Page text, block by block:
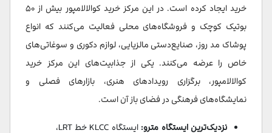
خرید ایجاد کرده است. در این مرکز خرید کوالالامپور بیش از ۵۰
بوتیک کوچک و فروشگاه‌های محلی فعالیت می‌کنند که انواع
پوشاک مد روز، صنایع‌دستی مالزیایی، لوازم دکوری و سوغاتی‌های
خاص را عرضه می‌کنند. یکی از جذابیت‌های این مرکز خرید
کوالالامپور، برگزاری رویدادهای هنری، بازارهای فصلی و
نمایشگاه‌های فرهنگی در فضای باز آن است.
نزدیک‌ترین ایستگاه مترو:
ایستگاه KLCC خط LRT،